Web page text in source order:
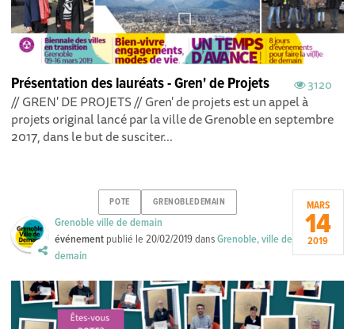
3120
Présentation des lauréats - Gren' de Projets
// GREN' DE PROJETS // Gren' de projets est un appel à
projets original lancé par la ville de Grenoble en septembre
2017, dans le but de susciter...
POTE GRENOBLEDEMAIN
Grenoble ville de demain
événement publié le20/02/2019dansGrenoble, ville de
demain
MARS
14
2019